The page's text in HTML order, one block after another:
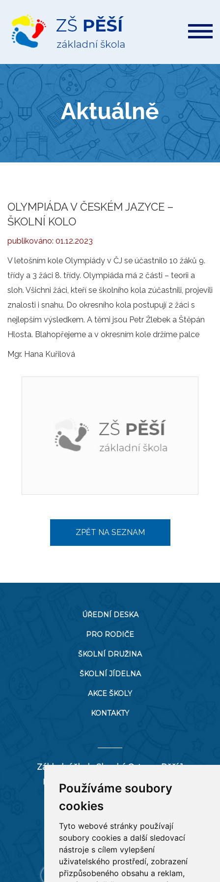
Používáme soubory
cookies
Tyto webové stránky používají
soubory cookies a další sledovací
nástroje s cílem vylepšení
uživatelského prostředí, zobrazení
přizpůsobeného obsahu a reklam,
ZŠ
Pěší
Aktuálně
OLYMPIÁDA V ČESKÉM JAZYCE –
ŠKOLNÍ KOLO
publikováno: 01.12.2023
V letošním kole Olympiády v ČJ se účastnilo 10 žáků 9.
třídy a 3 žáci 8. třídy. Olympiáda má 2 části – teorii a
sloh. Všichni žáci, kteří se školního kola zúčastnili, projevili
znalosti i snahu. Do okresního kola postupují 2 žáci s
nejlepším výsledkem. A těmi jsou Petr Žlebek a Štěpán
Hlosta. Blahopřejeme a v okresním kole držíme palce
Mgr. Hana Kuřilová
ZPĚT NA SEZNAM
ÚŘEDNÍ DESKA
PRO RODIČE
ŠKOLNÍ DRUŽINA
ŠKOLNÍ JÍDELNA
AKCE ŠKOLY
KONTAKTY
Základní škola Slezská Ostrava, Pěší 1
Pěší 66/1, 712 00 Ostrava-Muglinov
tel:596 244 880
RYCHLÉ ODKAZY